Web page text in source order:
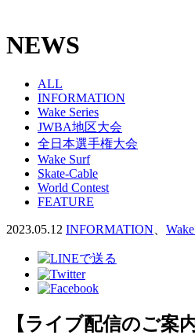
NEWS
ALL
INFORMATION
Wake Series
JWBA地区大会
全日本選手権大会
Wake Surf
Skate-Cable
World Contest
FEATURE
2023.05.12 INFORMATION
【ライブ配信のご案